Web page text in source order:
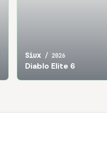
Siux / 2026
Diablo Elite 6